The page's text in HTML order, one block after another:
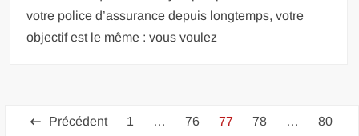
votre police d’assurance depuis longtemps, votre
objectif est le même : vous voulez
Pagination
Précédent 1 … 76 77 78 … 80